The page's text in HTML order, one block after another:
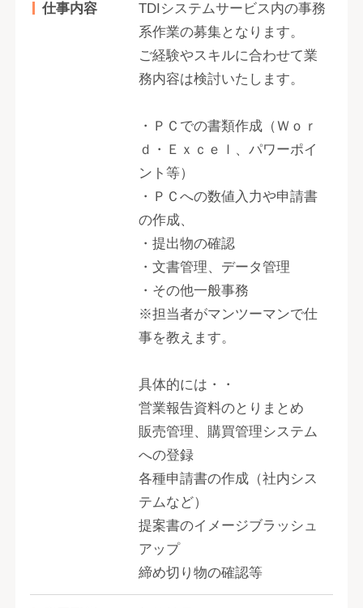
仕事内容
TDIシステムサービス内の事務
系作業の募集となります。
ご経験やスキルに合わせて業
務内容は検討いたします。
・ＰＣでの書類作成（Ｗｏｒ
ｄ・Ｅｘｃｅｌ、パワーポイ
ント等）
・ＰＣへの数値入力や申請書
の作成、
・提出物の確認
・文書管理、データ管理
・その他一般事務
※担当者がマンツーマンで仕
事を教えます。
具体的には・・
営業報告資料のとりまとめ
販売管理、購買管理システム
への登録
各種申請書の作成（社内シス
テムなど）
提案書のイメージブラッシュ
アップ
締め切り物の確認等